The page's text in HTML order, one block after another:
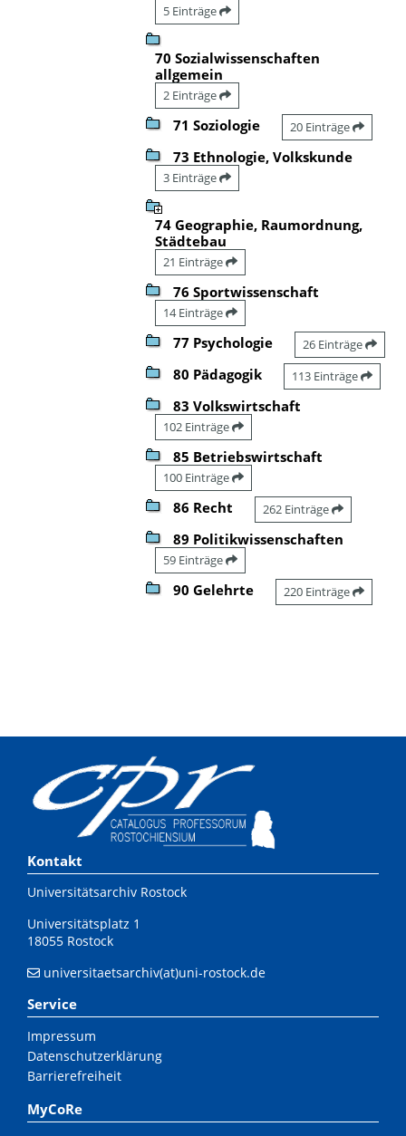
5 Einträge
70 Sozialwissenschaften
allgemein
2 Einträge
71 Soziologie 20 Einträge
73 Ethnologie, Volkskunde
3 Einträge
74 Geographie, Raumordnung,
Städtebau
21 Einträge
76 Sportwissenschaft
14 Einträge
77 Psychologie 26 Einträge
80 Pädagogik 113 Einträge
83 Volkswirtschaft
102 Einträge
85 Betriebswirtschaft
100 Einträge
86 Recht 262 Einträge
89 Politikwissenschaften
59 Einträge
90 Gelehrte 220 Einträge
Kontakt
Universitätsarchiv Rostock
Universitätsplatz 1
18055 Rostock
universitaetsarchiv(at)uni-rostock.de
Service
Impressum
Datenschutzerklärung
Barrierefreiheit
MyCoRe